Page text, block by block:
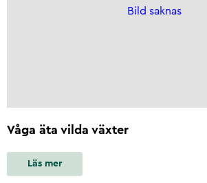
Bild saknas
Våga äta vilda växter
Läs mer